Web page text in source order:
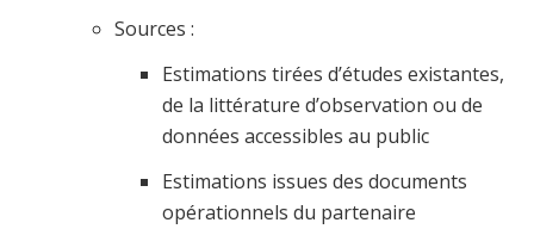
Sources :
Estimations tirées d’études existantes,
de la littérature d’observation ou de
données accessibles au public
Estimations issues des documents
opérationnels du partenaire